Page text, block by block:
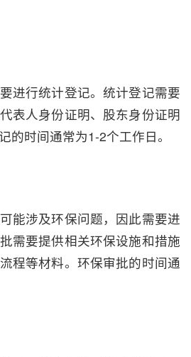
进行统计登记。统计登记需要
表人身份证明、股东身份证明
的时间通常为1-2个工作日。
能涉及环保问题，因此需要进
需要提供相关环保设施和措施
程等材料。环保审批的时间通